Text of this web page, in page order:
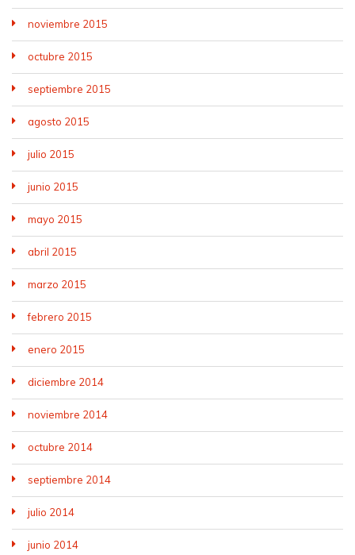
noviembre 2015
octubre 2015
septiembre 2015
agosto 2015
julio 2015
junio 2015
mayo 2015
abril 2015
marzo 2015
febrero 2015
enero 2015
diciembre 2014
noviembre 2014
octubre 2014
septiembre 2014
julio 2014
junio 2014